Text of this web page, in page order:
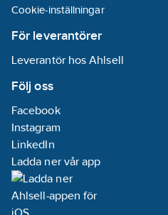
Cookie-inställningar
För leverantörer
Leverantör hos Ahlsell
Följ oss
Facebook
Instagram
LinkedIn
Ladda ner vår app